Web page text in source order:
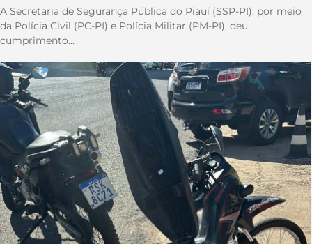
A Secretaria de Segurança Pública do Piauí (SSP-PI), por meio
da Polícia Civil (PC-PI) e Polícia Militar (PM-PI), deu
cumprimento...